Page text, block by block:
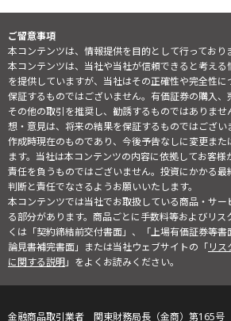
ご留意事項
本コンテンツは、情報提供を目的として行っており
本コンテンツは、当社や当社が信頼できると考え
を提供していますが、当社はその正確性や完全性
保証するものではございません。有価証券の購入、
その他の取引を推奨し、勧誘するものではありま
想・意見は、将来の結果を保証するものではござ
作成時現在のものであり、今後予告なしに変更ま
ます。当社は本コンテンツの内容に依拠してお客
責任を負うものではございません。投資にかかる
判断と責任でなさるようお願いいたします。
本コンテンツでは当社でお取扱している商品・サ
る部分があります。商品ごとに手数料等およびリ
くは「契約締結前交付書面」、「上場有価証券等
論見書補完書面」または当社ウェブサイトの「リ
に関する説明」をよくお読みください。
金融商品取引業者 関東財務局長（金商）第165号